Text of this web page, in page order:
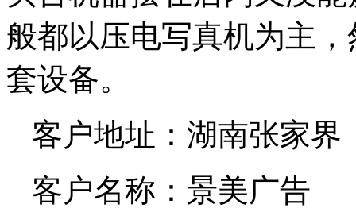
般都以压电写真机为主
套设备。
客户地址：湖南张家界
客户名称：景美广告